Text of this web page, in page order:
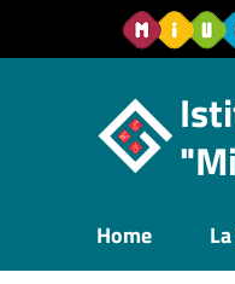
Vai al contenuto
Vail al menu di
Home